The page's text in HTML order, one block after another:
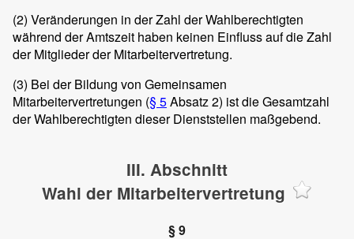
(2) Veränderungen in der Zahl der Wahlberechtigten
während der Amtszeit haben keinen Einfluss auf die Zahl
der Mitglieder der Mitarbeitervertretung.
(3) Bei der Bildung von Gemeinsamen
Mitarbeitervertretungen (§ 5Absatz 2) ist die Gesamtzahl
der Wahlberechtigten dieser Dienststellen maßgebend.
III. Abschnitt
Wahl der Mitarbeitervertretung
§ 9